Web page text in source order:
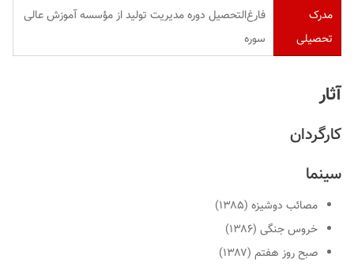
مدرک
تحصیلی
فارغ‌التحصیل دوره مدیریت تولید از مؤسسه آموزش عالی
سوره
آثار
کارگردان
سینما
مصائب دوشیزه (۱۳۸۵)
خروس جنگی (۱۳۸۶)
صبح روز هفتم (۱۳۸۷)